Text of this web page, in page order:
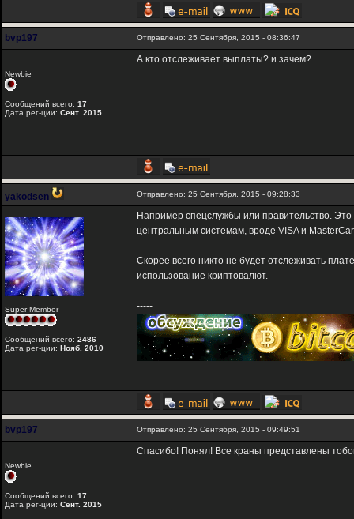
bvp197 Отправлено: 25 Сентября, 2015 - 08:36:47
Newbie
Сообщений всего: 17
Дата рег-ции: Сент. 2015
А кто отслеживает выплаты? и зачем?
yakodsen Отправлено: 25 Сентября, 2015 - 09:28:33
Super Member
Сообщений всего: 2486
Дата рег-ции: Нояб. 2010
Например спецслужбы или правительство.
центральным системам, вроде VISA и
Скорее всего никто не будет отслеживать
использование криптовалют.
-----
bvp197 Отправлено: 25 Сентября, 2015 - 09:49:51
Newbie
Сообщений всего: 17
Дата рег-ции: Сент. 2015
Спасибо! Понял! Все краны представлены